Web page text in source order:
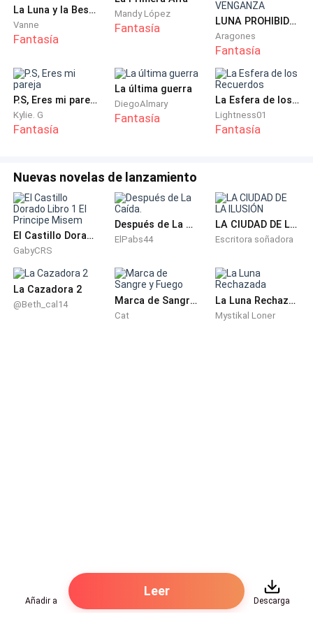
La Luna y la Bestia ©
Vanne
Fantasía
Mandy López
Fantasía LUNA PROHIBIDA QUIERE VENGANZA
Aragones
Fantasía
P.S, Eres mi pareja
Kylie. G
Fantasía
La última guerra
DiegoAlmary
Fantasía
La Esfera de los Recuerdos
Lightness01
Fantasía
Nuevas novelas de lanzamiento
El Castillo Dorado Libro 1 El Principe Misem
GabyCRS
Después de La Caída.
ElPabs44
LA CIUDAD DE LA ILUSIÓN
Escritora soñadora
La Cazadora 2
@Beth_cal14 Marca de Sangre y Fuego
Cat
La Luna Rechazada
Mystikal Loner
Añadir a
Leer
Descarga